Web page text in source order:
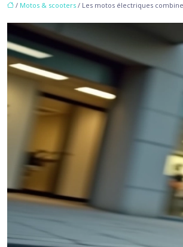
/ Motos & scooters / Les motos électriques